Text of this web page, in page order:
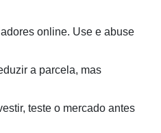
online. Use e abuse
a parcela, mas
teste o mercado antes